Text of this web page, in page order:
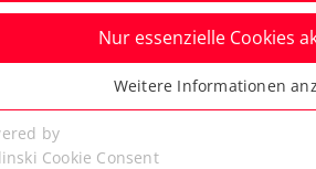
Rodionov
de Minaur
Nur essenzielle Cookies
Cookies werden für
benötigt. Dadurch ist
Weitere Informationen
by
Cookie Consent